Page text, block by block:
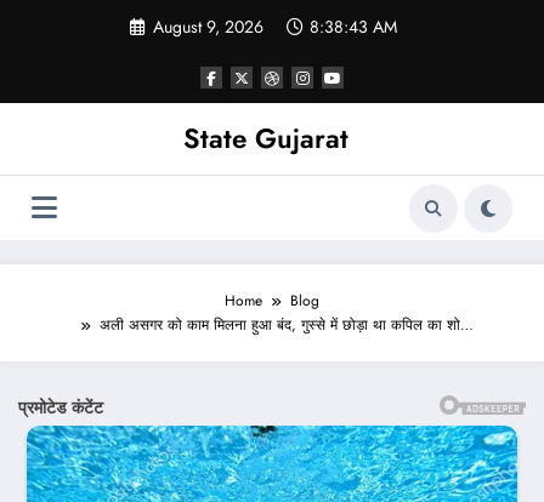
August 9, 2026 8:38:45 AM
State Gujarat
Home
Blog
अली असगर को काम मिलना हुआ बंद, गुस्से में छोड़ा था कपिल का शो…